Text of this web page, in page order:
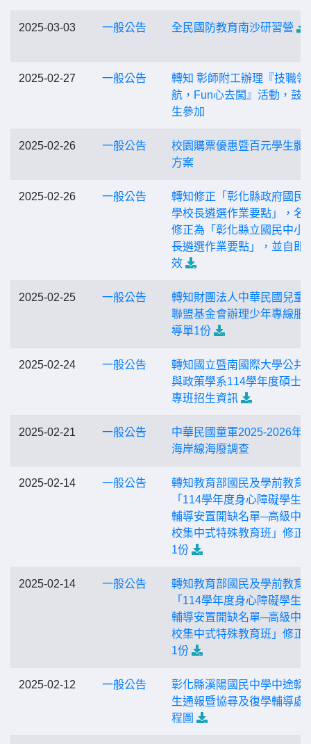
2025-03-03 一般公告 全民國防教育南沙研習營
2025-02-27 一般公告
轉知 彰師附工辦理『技職領
航，Fun心去闖』活動，鼓
生參加
2025-02-26 一般公告
校園購票優惠暨百元學生體
方案
2025-02-26 一般公告
轉知修正「彰化縣政府國民
學校長遴選作業要點」，名
修正為「彰化縣立國民中小
長遴選作業要點」，並自即
效
2025-02-25 一般公告
轉知財團法人中華民國兒童
聯盟基金會辦理少年專線服
導單1份
2025-02-24 一般公告
轉知國立暨南國際大學公共
與政策學系114學年度碩士
專班招生資訊
2025-02-21 一般公告
中華民國童軍2025-2026年
海岸線海廢調查
2025-02-14 一般公告
轉知教育部國民及學前教育
「114學年度身心障礙學生
輔導安置開缺名單─高級中
校集中式特殊教育班」修正
1份
2025-02-14 一般公告
轉知教育部國民及學前教育
「114學年度身心障礙學生
輔導安置開缺名單─高級中
校集中式特殊教育班」修正
1份
2025-02-12 一般公告
彰化縣溪陽國民中學中途輟
生通報暨協尋及復學輔導處
程圖